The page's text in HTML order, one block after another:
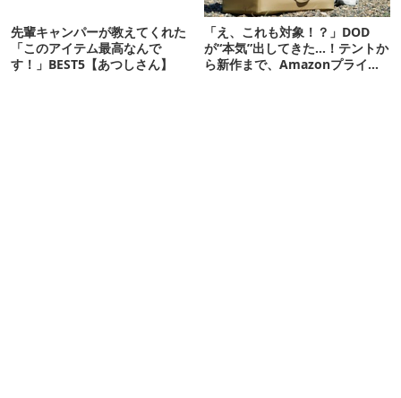
先輩キャンパーが教えてくれた
「このアイテム最高なんで
す！」BEST5【あつしさん】
「え、これも対象！？」DOD
が“本気”出してきた…！テントか
ら新作まで、Amazonプライム